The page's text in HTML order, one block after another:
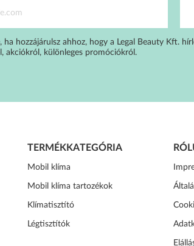
ha hozzájárulsz ahhoz, hogy a Legal Beauty Kft.
akciókról, különleges promóciókról.
TERMÉKKATEGÓRIA
Mobil klíma
Mobil klíma tartozékok
Klímatisztító
Légtisztítók